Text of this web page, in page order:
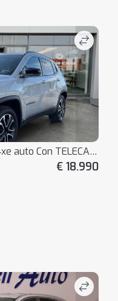
1.3 turbo t4 phev Limited 4xe auto Con TELECAMERA
€ 18.990